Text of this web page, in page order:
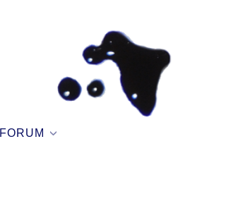
FORUM